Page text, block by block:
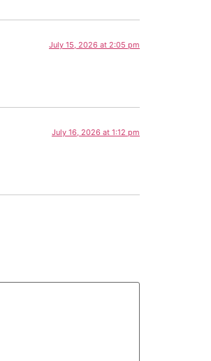
July 15, 2026 at 2:05 pm
July 16, 2026 at 1:12 pm